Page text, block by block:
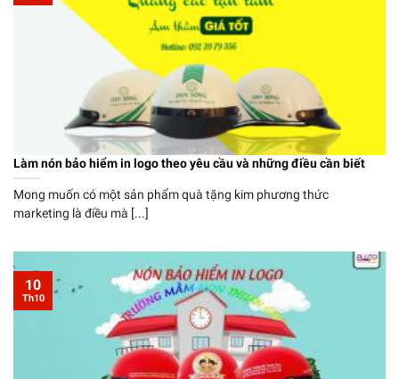
Làm nón bảo hiểm in logo theo yêu cầu và những điều cần biết
Mong muốn có một sản phẩm quà tặng kim phương thức
marketing là điều mà [...]
10
Th10